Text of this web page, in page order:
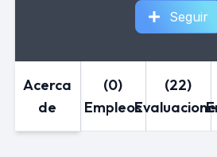
Seguir
Acerca
de
(0)
Empleos
(22)